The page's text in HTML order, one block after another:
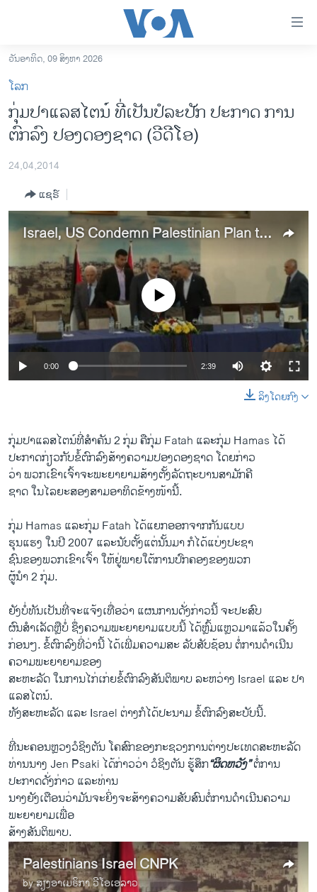
ເຂົ້າ
ຫາ
ຂ້າມ
ຂ້າມ
ຂ້າມ
ຫາ
ລາວ
ອາເມຣິກາ
ຂ່າວ​ຈີນ
ໂລກ
ເອເຊຍ
ອິດສະຫຼະພາບດ້ານການຂ່າວ
ຊີວິດຊາວລາວ
ຊຸມຊົນຊາວລາວ
ວິທະຍາສາດ-ເທັກໂນໂລຈີ
ທຸລະກິດ
ພາສາອັງກິດ
ສຽງ
ລາຍການກະຈາຍສຽງ
ລາຍງານ
ຕິດຕາມພວກເຮົາ ທີ່
ພາສາຕ່າງໆ
ວັນອາທິດ, 09 ສິງຫາ 2026
ໂລກ
ກຸ່ມປາແລສໄຕນ໌ ທີ່ເປັນປໍລະປັກ ປະກາດ ການ
ຕົກລົງ ປອງດອງຊາດ (ວີດີໂອ)
24,04,2014
ແຊຣ໌
Israel, US Condemn Palestinian Plan to Form Unity Government
No media source currently available
0:00 2:39
ລິງໂດຍກົງ
ກຸ່ມປາ​ແລ​ສ​ໄຕນ໌​ທີ່ສຳຄັນ 2 ກຸ່ມ ຄືກຸ່ມ Fatah ແລະກຸ່ມ Hamas ໄດ້
ປະກາດກ່ຽວກັບຂໍ້ຕົກລົງສ້າງຄວາມປອງດອງຊາດ ໂດຍກ່າວ
ວ່າ ພວກເຂົາເຈົ້າຈະພະຍາຍາມສ້າງຕັ້ງລັດຖະບານສາມັກຄີ
ຊາດ ໃນໄລຍະສອງສາມອາທິດຂ້າງໜ້ານີ້.
ກຸ່ມ Hamas ແລະກຸ່ມ Fatah ໄດ້ແຍກອອກຈາກກັນແບບ
ຮຸນແຮງ ໃນປີ 2007 ແລະນັບຕັ້ງແຕ່ນັ້ນມາ ກໍໄດ້ແບ່ງປະຊາ
ຊົນຂອງພວກເຂົາເຈົ້າ ໃຫ້ຢູ່ພາຍໃຕ້ການປົກຄອງຂອງພວກ
ຜູ້ນຳ 2 ກຸ່ມ.
ຍັງບໍ່ທັນເປັນທີ່ຈະແຈ້ງເທື່ອວ່າ ແຜນການດັ່ງກ່າວນີ້ ຈະປະສົບ
ຜົນສຳເລັດຫຼືບໍ່ ຊຶ່ງຄວາມພະຍາຍາມແບບນີ້ ໄດ້ຫຼົ້ມແຫຼວມາແລ້ວໃນຄັ້ງ
ກ່ອນໆ. ຂໍ້ຕົກລົງທີ່ວ່ານີ້ ໄດ້ເພີ່ມຄວາມສະ ລັບສັບຊ້ອນ ຕໍ່ການດຳເນີນ
ຄວາມພະຍາຍາມຂອງ
ສະຫະລັດ ໃນການໄກ່ເກ່ຍຂໍ້ຕົກລົງສັນຕິພາບ ລະຫວ່າງ Israel ແລະ ປາ​
ແລ​ສ​ໄຕນ໌.
ທັງສະຫະລັດ ແລະ Israel ຕ່າງກໍໄດ້ປະນາມ ຂໍ້ຕົກລົງສະບັບນີ້.
ທີ່ນະຄອນຫຼວງວໍຊິງຕັນ ໂຄສົກຂອງກະຊວງການຕ່າງປະເທດສະຫະລັດ
ທ່ານນາງ Jen Psaki ໄດ້ກ່າວວ່າ ວໍຊິງຕັນ ຮູ້ສຶກ“ຜິດຫວັງ”ຕໍ່ການ
ປະກາດດັ່ງກ່າວ ແລະທ່ານ
ນາງຍັງເຕືອນວ່າມັນຈະຍິ່ງຈະສ້າງຄວາມສັບສົນຕໍ່ການດຳເນີນຄວາມ
ພະຍາຍາມເພື່ອ
ສ້າງສັນຕິພາບ.
Palestinians Israel CNPK
byສຽງອາເມຣິກາ ວີໂອເອລາວ